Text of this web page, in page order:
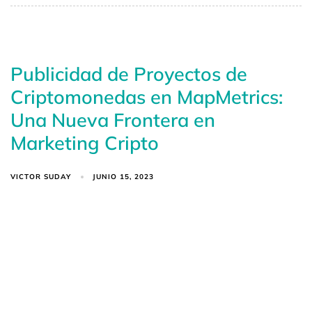
Publicidad de Proyectos de
Criptomonedas en MapMetrics:
Una Nueva Frontera en
Marketing Cripto
VICTOR SUDAY JUNIO 15, 2023